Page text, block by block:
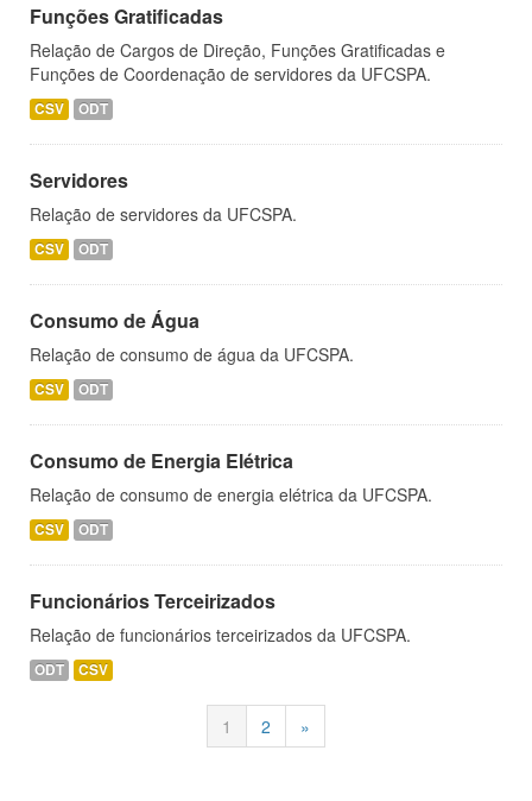
Funções Gratificadas
Relação de Cargos de Direção, Funções Gratificadas e
Funções de Coordenação de servidores da UFCSPA.
CSV ODT
Servidores
Relação de servidores da UFCSPA.
CSV ODT
Consumo de Água
Relação de consumo de água da UFCSPA.
CSV ODT
Consumo de Energia Elétrica
Relação de consumo de energia elétrica da UFCSPA.
CSV ODT
Funcionários Terceirizados
Relação de funcionários terceirizados da UFCSPA.
ODT CSV
1 2 »